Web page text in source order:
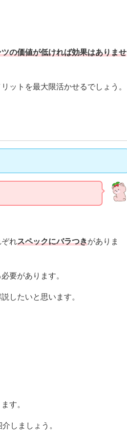
の価値が低ければ効果はありませ
ットを最大限活かせるでしょう。
れスペックにバラつきがありま
要があります。
説したいと思います。
す。
しましょう。